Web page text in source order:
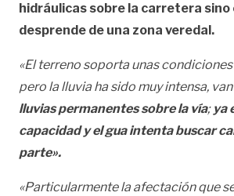
hidráulicas sobre la carretera sino
desprende de una zona veredal.
«El terreno soporta unas
pero la lluvia ha sido muy intensa, van
lluvias permanentes sobre la vía;ya
capacidad y el gua intenta buscar
parte».
«Particularmente la afectación que